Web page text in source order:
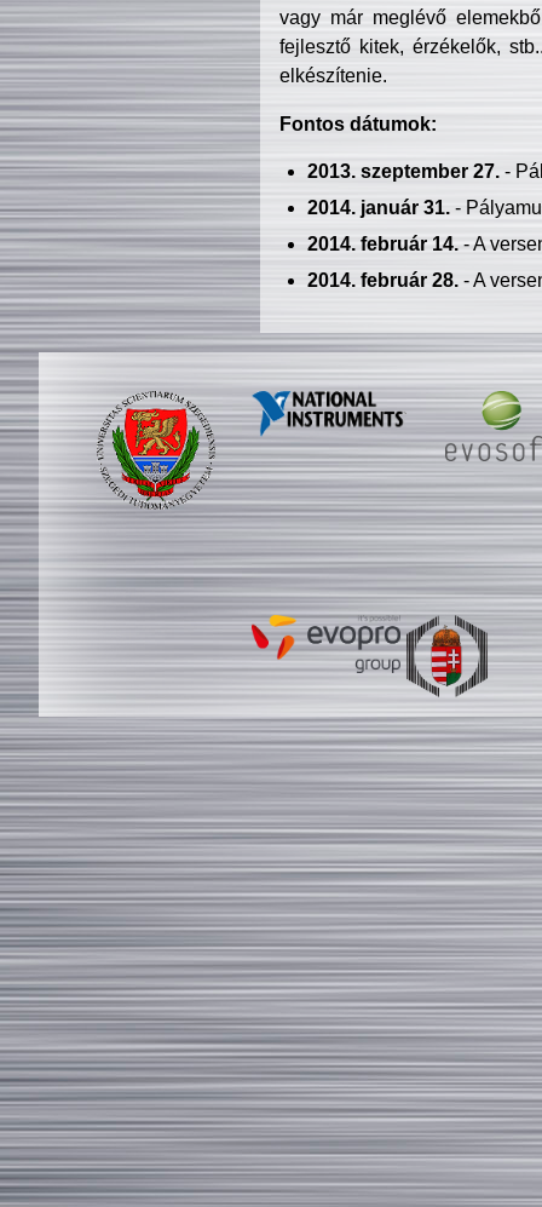
vagy már meglévő
fejlesztő kitek, érzékelők,
elkészítenie.
Fontos dátumok:
2013. szeptember 27.-
2014. január 31.-
2014. február 14.- A
2014. február 28.- A